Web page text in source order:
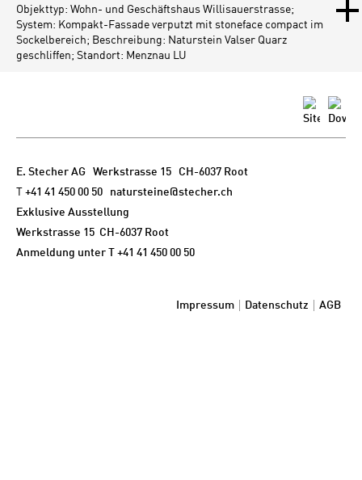
Objekttyp: Wohn- und Geschäftshaus Willisauerstrasse;
System: Kompakt-Fassade verputzt mit stoneface compact im
Sockelbereich; Beschreibung: Naturstein Valser Quarz
geschliffen; Standort: Menznau LU
E. Stecher AG Werkstrasse 15 CH-6037 Root
+41 41 450 00 50
natursteine@stecher.ch
Exklusive Ausstellung
Werkstrasse 15 CH-6037 Root
Anmeldung unter T +41 41 450 00 50
Impressum Datenschutz AGB